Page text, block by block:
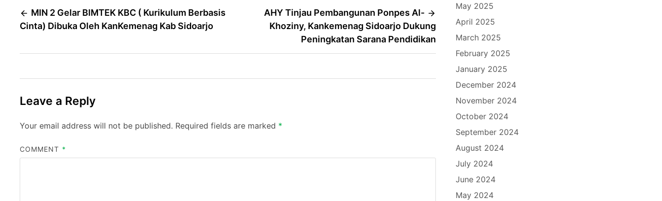
Post
navigation
MIN 2 Gelar BIMTEK KBC ( Kurikulum Berbasis
Cinta) Dibuka Oleh KanKemenag Kab Sidoarjo
AHY Tinjau Pembangunan Ponpes Al-
Khoziny, Kankemenag Sidoarjo Dukung
Peningkatan Sarana Pendidikan
Leave a Reply
Your email address will not be published. Required fields are marked *
COMMENT *
May 2025
April 2025
March 2025
February 2025
January 2025
December 2024
November 2024
October 2024
September 2024
August 2024
July 2024
June 2024
May 2024